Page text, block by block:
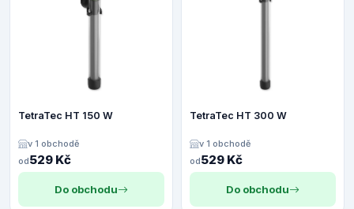
TetraTec HT 150 W
v 1 obchodě
od529 Kč
Do obchodu
TetraTec HT 300 W
v 1 obchodě
od529 Kč
Do obchodu